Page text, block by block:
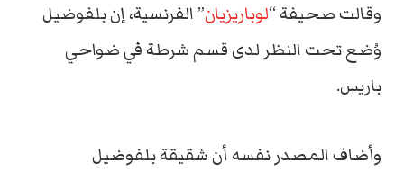
وقالت صحيفة “لوباريزيان” الفرنسية، إن بلفوضيل
وُضع تحت النظر لدى قسم شرطة في ضواحي
باريس.
وأضاف المصدر نفسه أن شقيقة بلفوضيل